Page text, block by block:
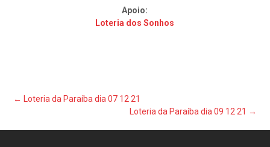
Apoio:
Loteria dos Sonhos
Post
←
Loteria da Paraíba dia 07 12 21
Loteria da Paraíba dia 09 12 21 →